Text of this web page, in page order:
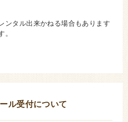
ンタル出来かねる場合もあります
。
ル受付について